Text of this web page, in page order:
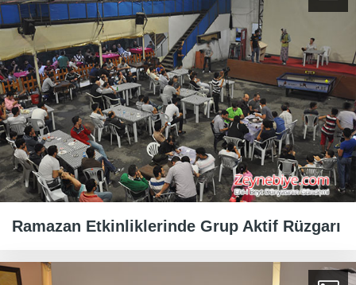
Ramazan Etkinliklerinde Grup Aktif Rüzgarı